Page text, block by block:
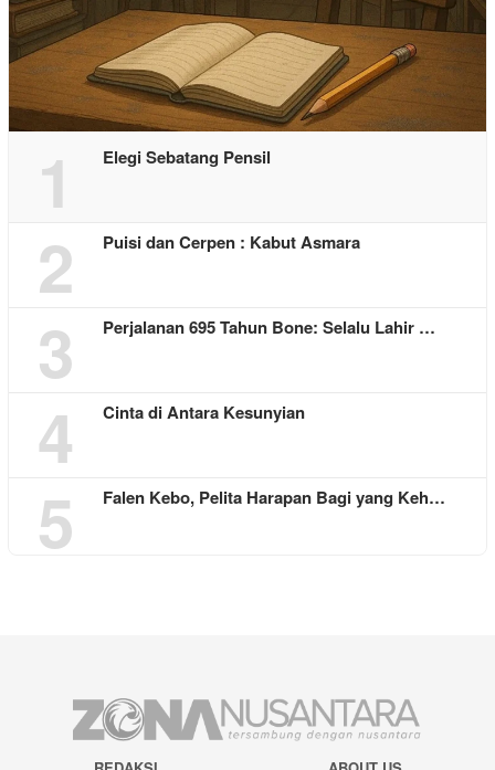
1 Elegi Sebatang Pensil
2 Puisi dan Cerpen : Kabut Asmara
3 Perjalanan 695 Tahun Bone: Selalu Lahir …
4 Cinta di Antara Kesunyian
5 Falen Kebo, Pelita Harapan Bagi yang Keh…